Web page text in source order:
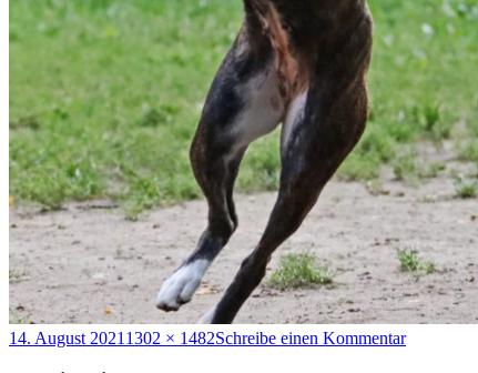
Veröffentlicht
14. August 2021 Originalgröße
1302 × 1482Schreibe einen Kommentarzu